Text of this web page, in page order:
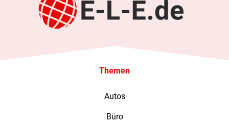
Themen
Autos
Büro